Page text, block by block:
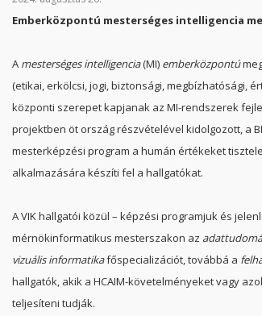
Emberközpontú mesterséges intelligencia
A mesterséges intelligencia(MI) emberközpontú
(etikai, erkölcsi, jogi, biztonsági, megbízhatósági,
központi szerepet kapjanak az MI-rendszerek
projektben öt ország részvételével kidolgozott, a
mesterképzési program a humán értékeket
alkalmazására készíti fel a hallgatókat.
A VIK hallgatói közül – képzési programjuk és
mérnökinformatikus mesterszakon az
vizuális informatikafőspecializációt, továbbá a
hallgatók, akik a HCAIM-követelményeket vagy
teljesíteni tudják.